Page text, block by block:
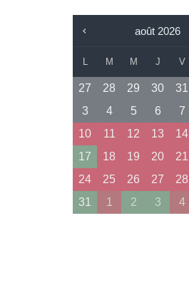
août 2026
L M M J V
27 28 29 30 31
3
4 5 6 7
10
11 12 13 14
17
18 19 20 21
24
25 26 27 28
31
1 2 3 4